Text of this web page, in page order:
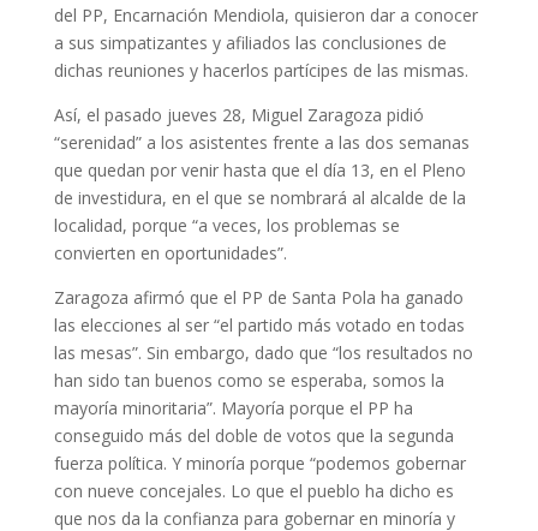
del PP, Encarnación Mendiola, quisieron dar a conocer
a sus simpatizantes y afiliados las conclusiones de
dichas reuniones y hacerlos partícipes de las mismas.
Así, el pasado jueves 28, Miguel Zaragoza pidió
“serenidad” a los asistentes frente a las dos semanas
que quedan por venir hasta que el día 13, en el Pleno
de investidura, en el que se nombrará al alcalde de la
localidad, porque “a veces, los problemas se
convierten en oportunidades”.
Zaragoza afirmó que el PP de Santa Pola ha ganado
las elecciones al ser “el partido más votado en todas
las mesas”. Sin embargo, dado que “los resultados no
han sido tan buenos como se esperaba, somos la
mayoría minoritaria”. Mayoría porque el PP ha
conseguido más del doble de votos que la segunda
fuerza política. Y minoría porque “podemos gobernar
con nueve concejales. Lo que el pueblo ha dicho es
que nos da la confianza para gobernar en minoría y